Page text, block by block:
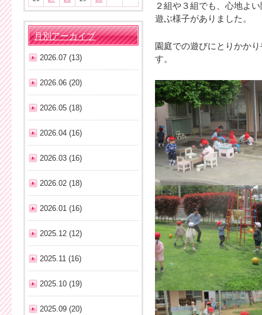
２組や３組でも、心地よ
遊ぶ様子がありました。
園庭での遊びにとりかか
す。
月別アーカイブ
2026.07 (13)
2026.06 (20)
2026.05 (18)
2026.04 (16)
2026.03 (16)
2026.02 (18)
2026.01 (16)
2025.12 (12)
2025.11 (16)
2025.10 (19)
2025.09 (20)